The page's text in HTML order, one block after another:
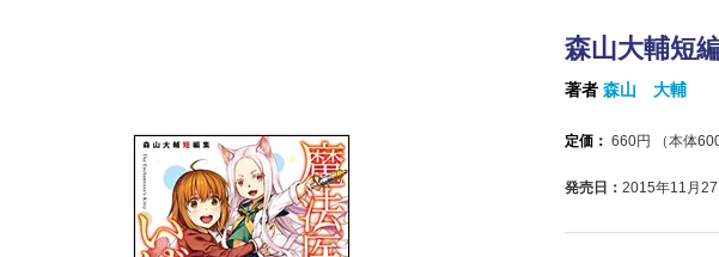
森山大輔短
著者 森山 大輔
定価： 660円 （本体
発売日： 2015年11月27